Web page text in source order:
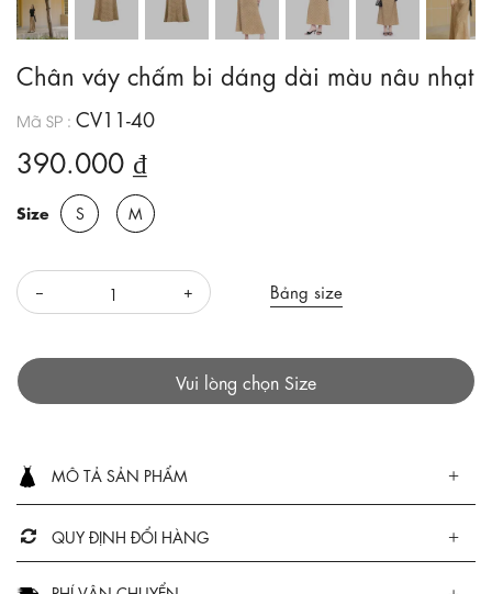
Chân váy chấm bi dáng dài màu nâu nhạt
Mã SP : CV11-40
390.000 ₫
Size S M
Bảng size
Vui lòng chọn Size
MÔ TẢ SẢN PHẨM
QUY ĐỊNH ĐỔI HÀNG